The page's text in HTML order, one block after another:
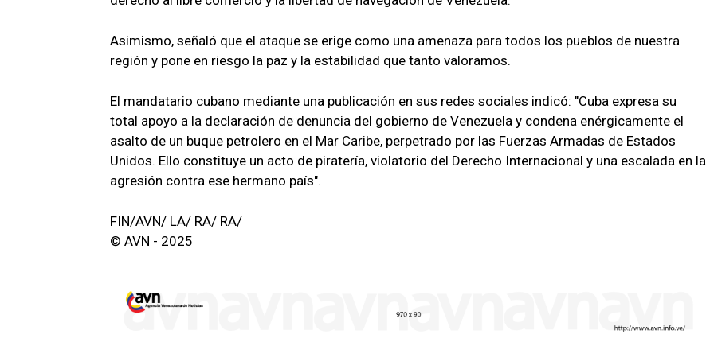
Asimismo, señaló que el ataque se erige como una amenaza para todos los pueblos de nuestra
región y pone en riesgo la paz y la estabilidad que tanto valoramos.
El mandatario cubano mediante una publicación en sus redes sociales indicó: "Cuba expresa su
total apoyo a la declaración de denuncia del gobierno de Venezuela y condena enérgicamente el
asalto de un buque petrolero en el Mar Caribe, perpetrado por las Fuerzas Armadas de Estados
Unidos. Ello constituye un acto de piratería, violatorio del Derecho Internacional y una escalada en la
agresión contra ese hermano país".
FIN/AVN/ LA/ RA/ RA/
© AVN - 2025